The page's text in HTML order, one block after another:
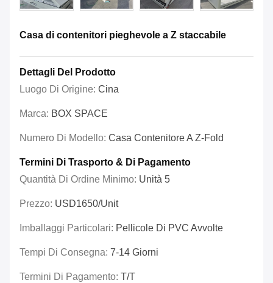
Casa di contenitori pieghevole a Z staccabile
Dettagli Del Prodotto
Luogo Di Origine: Cina
Marca: BOX SPACE
Numero Di Modello: Casa Contenitore A Z-Fold
Termini Di Trasporto & Di Pagamento
Quantità Di Ordine Minimo: Unità 5
Prezzo: USD1650/unit
Imballaggi Particolari: Pellicole Di PVC Avvolte
Tempi Di Consegna: 7-14 Giorni
Termini Di Pagamento: T/T